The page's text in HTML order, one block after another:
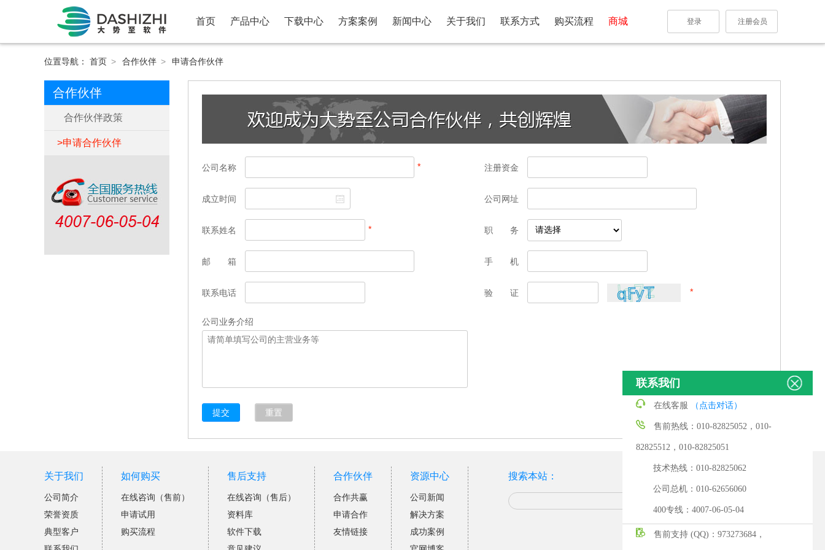
首页 产品中心 下载中心 方案案例 新闻中心 关于我们 联系方式 购买流程 商城 登录 注册会员
位置导航： 首页 > 合作伙伴 > 申请合作伙伴
合作伙伴
合作伙伴政策
申请合作伙伴
公司名称 * 注册资金
成立时间 公司网址
联系姓名 * 职 务
邮 箱 手 机
联系电话 验 证 *
公司业务介绍
提交 重置
关于我们
公司简介
荣誉资质
典型客户
如何购买
在线咨询（售前）
申请试用
购买流程
售后支持
在线咨询（售后）
资料库
软件下载
合作伙伴
合作共赢
申请合作
友情链接
资源中心
公司新闻
解决方案
成功案例
搜索本站：
联系我们
在线客服 （点击对话）
售前热线：010-82825052，010-
82825512，010-82825051
技术热线：010-82825062
公司总机：010-62656060
400专线：4007-06-05-04
售前支持 (QQ)：973273684，